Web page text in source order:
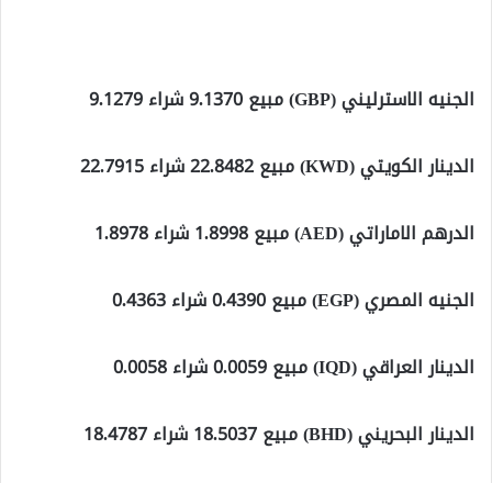
الجنيه الاسترليني (GBP) مبيع 9.1370 شراء 9.1279
الدينار الكويتي (KWD) مبيع 22.8482 شراء 22.7915
الدرهم الاماراتي (AED) مبيع 1.8998 شراء 1.8978
الجنيه المصري (EGP) مبيع 0.4390 شراء 0.4363
الدينار العراقي (IQD) مبيع 0.0059 شراء 0.0058
الدينار البحريني (BHD) مبيع 18.5037 شراء 18.4787